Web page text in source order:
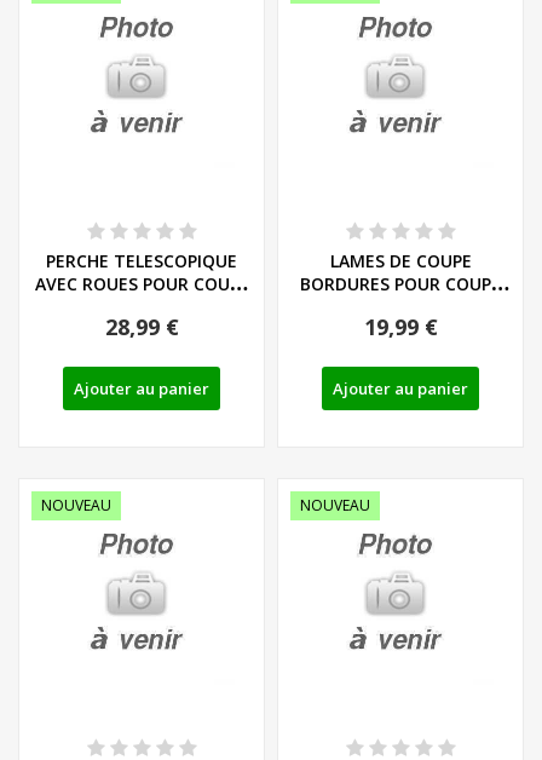
PERCHE TELESCOPIQUE
AVEC ROUES POUR COUPE
28,99 €
Ajouter au panier
LAMES DE COUPE
BORDURES POUR COUPE
19,99 €
Ajouter au panier
NOUVEAU NOUVEAU